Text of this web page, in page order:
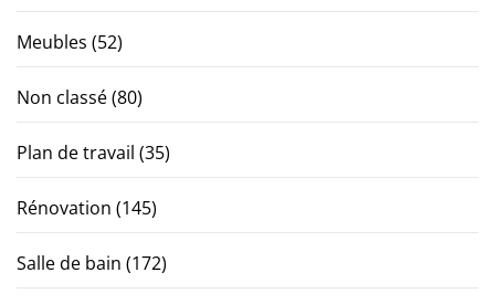
Meubles (52)
Non classé(80)
Plan de travail (35)
Rénovation (145)
Salle de bain (172)